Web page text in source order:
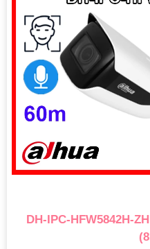
DH-IPC-HFW5842H-